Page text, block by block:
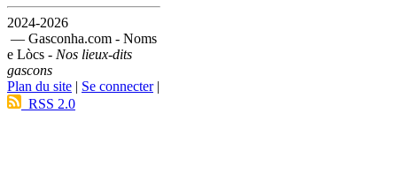
2024-2026
— Gasconha.com - Noms
e Lòcs - Nos lieux-dits
gascons
Plan du site | Se connecter|
RSS 2.0